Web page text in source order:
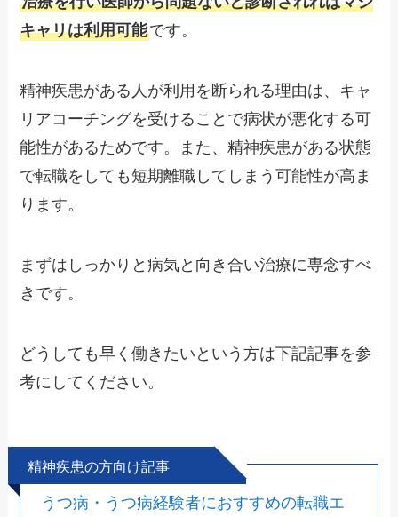
キャリは利用可能です。
精神疾患がある人が利用を断られる理由は、キャ
リアコーチングを受けることで病状が悪化する可
能性があるためです。また、精神疾患がある状態
で転職をしても短期離職してしまう可能性が高ま
ります。
まずはしっかりと病気と向き合い治療に専念すべ
きです。
どうしても早く働きたいという方は下記記事を参
考にしてください。
精神疾患の方向け記事
うつ病・うつ病経験者におすすめの転職エ